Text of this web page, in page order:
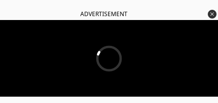
ADVERTISEMENT